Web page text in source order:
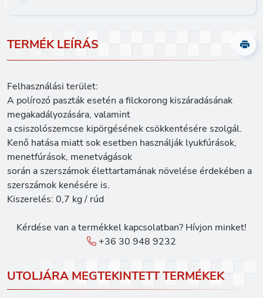
TERMÉK LEÍRÁS
Felhasználási terület:
A polírozó paszták esetén a filckorong kiszáradásának
megakadályozására, valamint
a csiszolószemcse kipörgésének csökkentésére szolgál.
Kenő hatása miatt sok esetben használják lyukfúrások,
menetfúrások, menetvágások
során a szerszámok élettartamának növelése érdekében a
szerszámok kenésére is.
Kiszerelés: 0,7 kg / rúd
Kérdése van a termékkel kapcsolatban? Hívjon minket!
+36 30 948 9232
UTOLJÁRA MEGTEKINTETT TERMÉKEK